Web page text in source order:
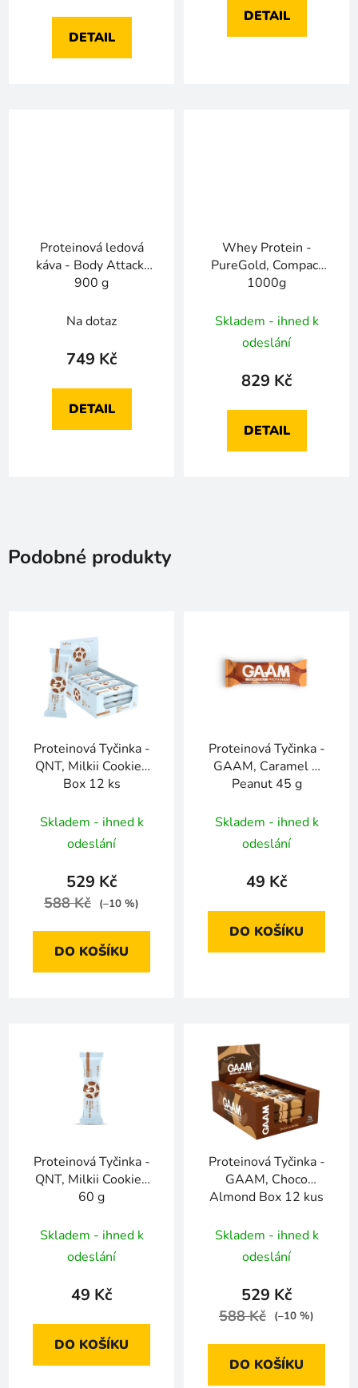
DETAIL
DETAIL
Proteinová ledová
káva - Body Attack,
900 g
Na dotaz
749 Kč
DETAIL
Whey Protein -
PureGold, Compact
1000g
Skladem - ihned k
odeslání
829 Kč
DETAIL
Podobné produkty
Proteinová Tyčinka -
QNT, Milkii Cookies
Box 12 ks
Skladem - ihned k
odeslání
529 Kč
588 Kč (–10 %)
DO KOŠÍKU
Proteinová Tyčinka -
GAAM, Caramel &
Peanut 45 g
Skladem - ihned k
odeslání
49 Kč
DO KOŠÍKU
Proteinová Tyčinka -
QNT, Milkii Cookies
60 g
Skladem - ihned k
odeslání
49 Kč
DO KOŠÍKU
Proteinová Tyčinka -
GAAM, Choco
Almond Box 12 kus
Skladem - ihned k
odeslání
529 Kč
588 Kč (–10 %)
DO KOŠÍKU